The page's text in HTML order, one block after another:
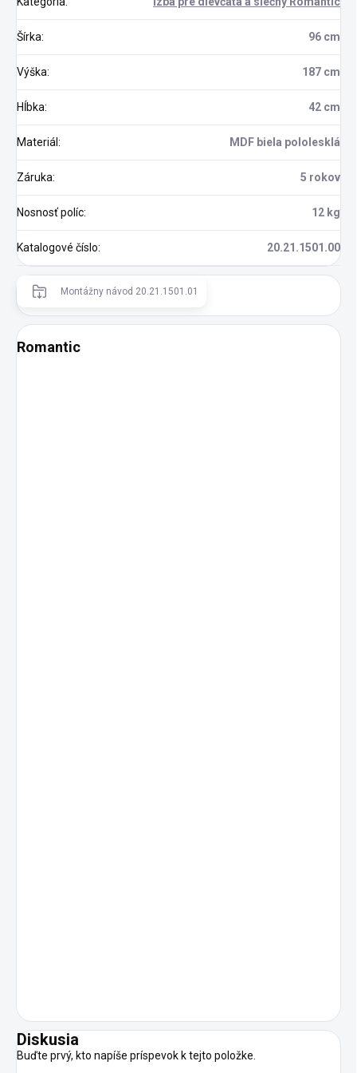
Šírka: 96 cm
Výška: 187 cm
Hĺbka: 42 cm
Materiál : MDF biela pololesklá
Záruka: 5 rokov
Nosnosť políc: 12 kg
Katalogové číslo: 20.21.1501.00
Montážny návod 20.21.1501.01
Romantic
Diskusia
Buďte prvý, kto napíše príspevok k tejto položke.